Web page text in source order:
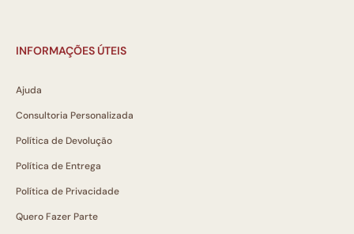
INFORMAÇÕES ÚTEIS
Ajuda
Consultoria Personalizada
Política de Devolução
Política de Entrega
Política de Privacidade
Quero Fazer Parte